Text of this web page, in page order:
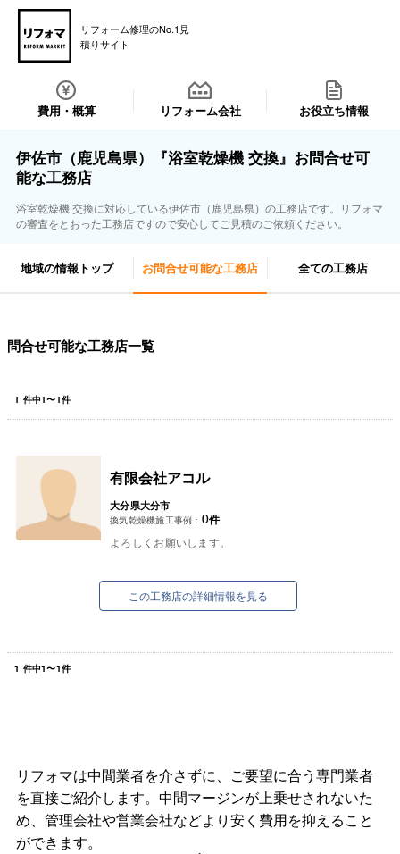
リフォーム修理のNo.1見
積りサイト
費用・概算 リフォーム会社 お役立ち情報
伊佐市（鹿児島県）『浴室乾燥機 交換』お問合せ可
能な工務店
浴室乾燥機 交換に対応している伊佐市（鹿児島県）の工務店です。リフォマ
の審査をとおった工務店ですので安心してご見積のご依頼ください。
地域の情報トップ お問合せ可能な工務店 全ての工務店
問合せ可能な工務店一覧
1 件中1〜1件
有限会社アコル
大分県大分市
換気乾燥機施工事例： 0件
よろしくお願いします。
この工務店の詳細情報を見る
1 件中1〜1件
リフォマは中間業者を介さずに、ご要望に合う専門業者
を直接ご紹介します。中間マージンが上乗せされないた
め、管理会社や営業会社などより安く費用を抑えること
ができます。